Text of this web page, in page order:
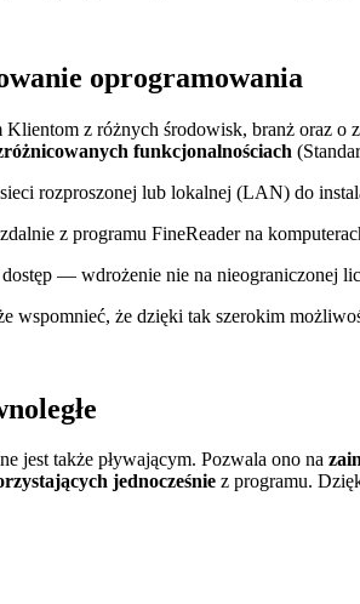
oprogramowania
z różnych środowisk, branż oraz
funkcjonalnościach
rozproszonej lub lokalnej (LAN) do
z programu FineReader na
— wdrożenie nie na nieograniczonej
wspomnieć, że dzięki tak szerokim
jest także pływającym. Pozwala ono na
jednocześnie z programu.